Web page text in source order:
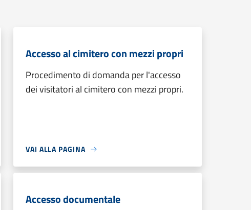
Accesso al cimitero con mezzi propri
Procedimento di domanda per l'accesso
dei visitatori al cimitero con mezzi propri.
VAI ALLA PAGINA
Accesso documentale